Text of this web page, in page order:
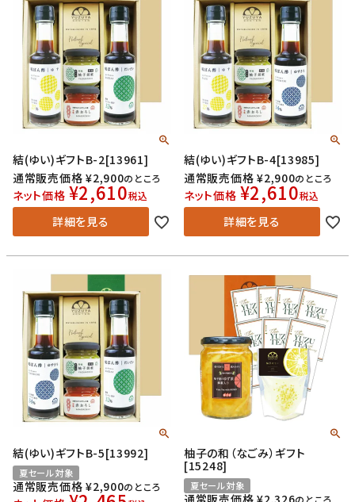
結(ゆい)ギフトB-2[13961]
通常販売価格 ¥2,900のところ
ネット価格 ¥2,610税込
詳細を見る
結(ゆい)ギフトB-4[13985]
通常販売価格 ¥2,900のところ
ネット価格 ¥2,610税込
詳細を見る
結(ゆい)ギフトB-5[13992]
夏セール対象
通常販売価格 ¥2,900のところ
柚子の和（なごみ）ギフト
[15248]
夏セール対象